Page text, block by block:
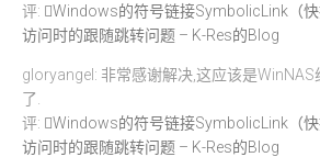
评:
Windows的符号链接SymbolicLink（
访问时的跟随跳转问题 – K-Res的Blog
gloryangel: 非常感谢解决,这应该是
了.
评:
Windows的符号链接SymbolicLink（
访问时的跟随跳转问题 – K-Res的Blog